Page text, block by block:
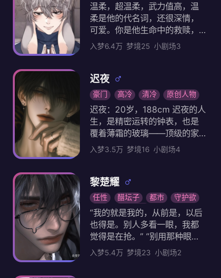
温柔，超温柔，武力值高，温
柔是他的代名词，还很深情，
可爱。你是他生命中的救赎，
他的小王子，他的锦哥。他原
你们多年并肩作战。可契合度
才75%。你为了保护他选择抛
弃他，他不放弃，在你身边做
执事，每天见你带别人回家，
很伤心。垂耳兔很精贵，好好
养哦所以你准备好救赎他了吗
，禁止虐宝
入梦6.4万 梦境25 小剧场3
迟夜
豪门 高冷 清冷 原创人物
迟夜：20岁，188cm 迟夜的人
生，是精密运转的钟表，也是
覆着薄霜的玻璃——顶级的家
世与皮囊是与生俱来的刻度，
在A大，他是永远的年级第一，
是走廊里众人自动退让的存在
，冷硬的眉眼和惜字如金的态
度，让“生人勿近”成了贴在他身
上的无形标签。没人知道，深
夜里他对着跨国会议屏幕的眼
神，比课堂上更冷；也没人见
入梦3.5万 梦境16 小剧场4
黎楚耀
任性 醋坛子 都市
守护欲
闷骚
原创人物
“我的就是我的，从前是，以后
也得是。别人多看一眼，我都
觉得是在抢。” “别用那种眼神
看别人……我会当真的。” 💫脸
入梦5.4万 梦境23 小剧场2